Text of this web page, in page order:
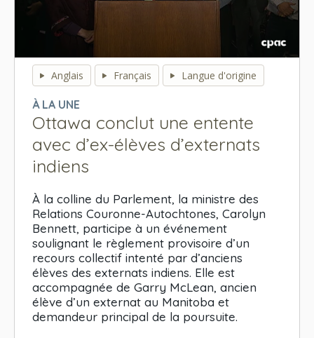
seconds
seconds
Anglais Français Langue d'origine
À LA UNE
Ottawa conclut une entente
avec d’ex-élèves d’externats
indiens
À la colline du Parlement, la ministre des
Relations Couronne-Autochtones, Carolyn
Bennett, participe à un événement
soulignant le règlement provisoire d’un
recours collectif intenté par d’anciens
élèves des externats indiens. Elle est
accompagnée de Garry McLean, ancien
élève d’un externat au Manitoba et
demandeur principal de la poursuite.